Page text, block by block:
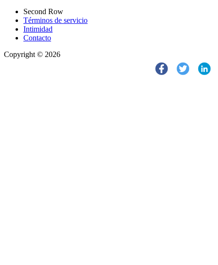
Second Row
Términos de servicio
Intimidad
Contacto
Copyright © 2026